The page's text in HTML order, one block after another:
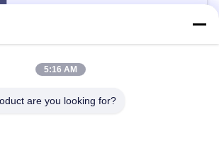
VERBINDUNG
5:16 AM
are you looking for?